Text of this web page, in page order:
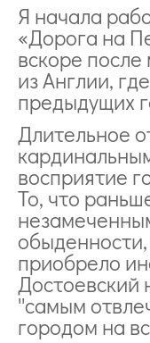
Я начала
«Дорога на
вскоре
из Англии,
предыдущих
Длительное
восприятие
То, что
обыденности,
приобрело
Достоевский
''самым
городом на